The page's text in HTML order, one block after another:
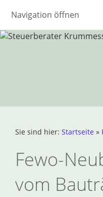
Navigation öffnen
Sie sind hier: Startseite »
Fewo-
vom